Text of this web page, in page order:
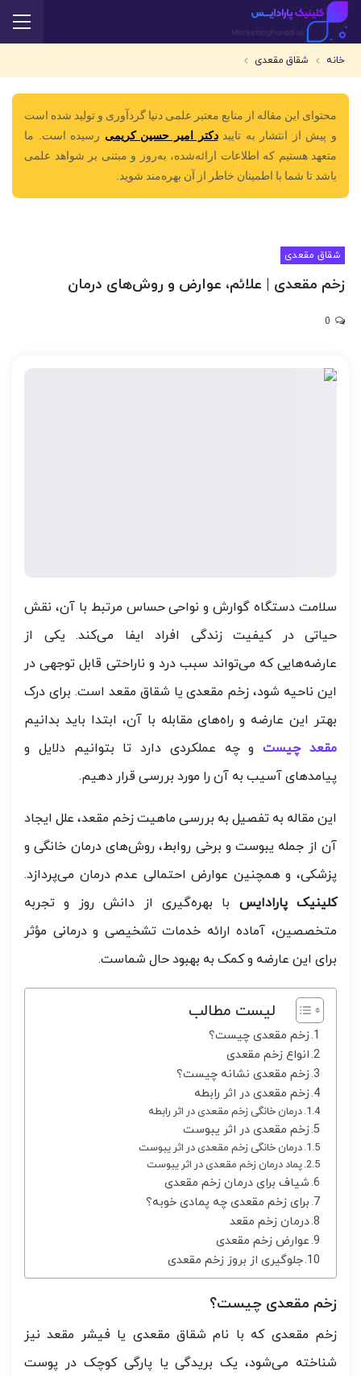
خانه شقاق مقعدی
محتوای این مقاله از منابع معتبر علمی دنیا گردآوری و تولید شده است
و پیش از انتشار به تاییددکتر امیر حسین کریمی رسیده است. ما
متعهد هستیم که اطلاعات ارائه‌شده، به‌روز و مبتنی بر شواهد علمی
باشد تا شما با اطمینان خاطر از آن بهره‌مند شوید.
شقاق مقعدی
زخم مقعدی | علائم، عوارض و روش‌های درمان
سلامت دستگاه گوارش و نواحی حساس مرتبط با آن، نقش
حیاتی در کیفیت زندگی افراد ایفا می‌کند. یکی از
عارضه‌هایی که می‌تواند سبب درد و ناراحتی قابل توجهی در
این ناحیه شود، زخم مقعدی یا شقاق مقعد است. برای درک
بهتر این عارضه و راه‌های مقابله با آن، ابتدا باید بدانیم
مقعد چیستو چه عملکردی دارد تا بتوانیم دلایل و
پیامدهای آسیب به آن را مورد بررسی قرار دهیم.
این مقاله به تفصیل به بررسی ماهیت زخم مقعد، علل ایجاد
آن از جمله یبوست و برخی روابط، روش‌های درمان خانگی و
پزشکی، و همچنین عوارض احتمالی عدم درمان می‌پردازد.
کلینیک پارادایس با بهره‌گیری از دانش روز و تجربه
متخصصین، آماده ارائه خدمات تشخیصی و درمانی مؤثر
برای این عارضه و کمک به بهبود حال شماست.
لیست مطالب
زخم مقعدی چیست؟
انواع زخم مقعدی
زخم مقعدی نشانه چیست؟
زخم مقعدی در اثر رابطه
درمان خانگی زخم مقعدی در اثر رابطه
زخم مقعدی در اثر یبوست
درمان خانگی زخم مقعدی در اثر یبوست
پماد درمان زخم مقعدی در اثر یبوست
شیاف برای درمان زخم مقعدی
برای زخم مقعدی چه پمادی خوبه؟
درمان زخم مقعد
عوارض زخم مقعدی
جلوگیری از بروز زخم مقعدی
زخم مقعدی چیست؟
زخم مقعدی که با نام شقاق مقعدی یا فیشر مقعد نیز
شناخته می‌شود، یک بریدگی یا پارگی کوچک در پوست